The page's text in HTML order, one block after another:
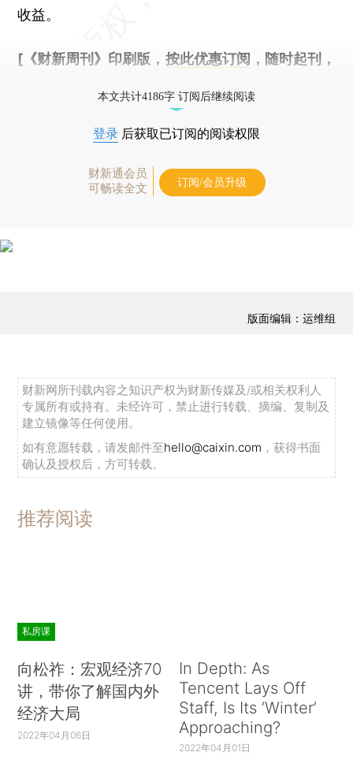
收益。
[《财新周刊》印刷版， 按此优惠订阅 ，随时起刊，
本文共计4186字 订阅后继续阅读
登录 后获取已订阅的阅读权限
财新通会员
可畅读全文
订阅/会员升级
版面编辑：运维组
财新网所刊载内容之知识产权为财新传媒及/或相关权利人
专属所有或持有。未经许可，禁止进行转载、摘编、复制及
建立镜像等任何使用。
如有意愿转载，请发邮件至hello@caixin.com ，获得书面
确认及授权后，方可转载。
推荐阅读
私房课
向松祚：宏观经济70
讲，带你了解国内外
经济大局
2022年04月06日
In Depth: As
Tencent Lays Off
Staff, Is Its ‘Winter’
Approaching?
2022年04月01日